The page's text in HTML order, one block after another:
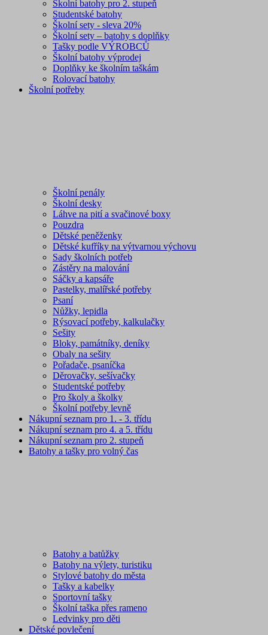
Školní batohy pro 2. stupeň
Studentské batohy
Školní sety - sleva 20%
Školní sety – batohy s doplňky
Tašky podle VÝROBCŮ
Školní batohy výprodej
Doplňky ke školním taškám
Rolovací batohy
Školní potřeby
Školní penály
Školní desky
Láhve na pití a svačinové boxy
Pouzdra
Dětské peněženky
Dětské kufříky na výtvarnou výchovu
Sady školních potřeb
Zástěry na malování
Sáčky a kapsáře
Pastelky, malířské potřeby
Psaní
Nůžky, lepidla
Rýsovací potřeby, kalkulačky
Sešity
Bloky, památníky, deníky
Obaly na sešity
Pořadače, psaníčka
Děrovačky, sešívačky
Studentské potřeby
Pro školy a školky
Školní potřeby levně
Nákupní seznam pro 1. - 3. třídu
Nákupní seznam pro 4. a 5. třídu
Nákupní seznam pro 2. stupeň
Batohy a tašky pro volný čas
Batohy a batůžky
Batohy na výlety, turistiku
Stylové batohy do města
Tašky a kabelky
Sportovní tašky
Školní taška přes rameno
Ledvinky pro děti
Dětské povlečení